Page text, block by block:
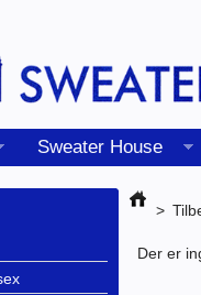
Sweater House
>
Der er